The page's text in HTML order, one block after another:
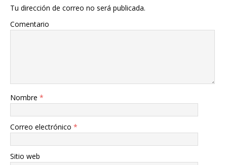
Tu dirección de correo no será publicada.
Comentario
Nombre *
Correo electrónico *
Sitio web